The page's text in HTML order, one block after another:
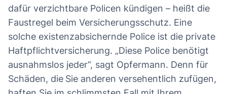
dafür verzichtbare Policen kündigen – heißt die
Faustregel beim Versicherungsschutz. Eine
solche existenzabsichernde Police ist die private
Haftpflichtversicherung. „Diese Police benötigt
ausnahmslos jeder“, sagt Opfermann. Denn für
Schäden, die Sie anderen versehentlich zufügen,